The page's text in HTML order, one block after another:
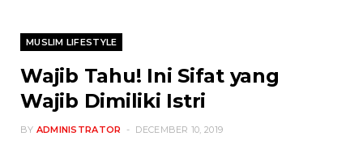
MUSLIM LIFESTYLE
Wajib Tahu! Ini Sifat yang
Wajib Dimiliki Istri
BY ADMINISTRATOR DECEMBER 10, 2019